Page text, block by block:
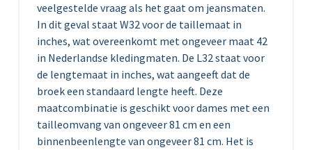
veelgestelde vraag als het gaat om jeansmaten.
In dit geval staat W32 voor de taillemaat in
inches, wat overeenkomt met ongeveer maat 42
in Nederlandse kledingmaten. De L32 staat voor
de lengtemaat in inches, wat aangeeft dat de
broek een standaard lengte heeft. Deze
maatcombinatie is geschikt voor dames met een
tailleomvang van ongeveer 81 cm en een
binnenbeenlengte van ongeveer 81 cm. Het is